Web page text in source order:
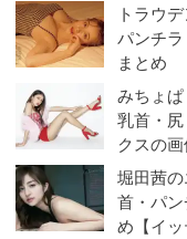
トラウ
パンチ
まとめ
みちょ
乳首・
クスの
堀田茜
首・パ
め【イッ